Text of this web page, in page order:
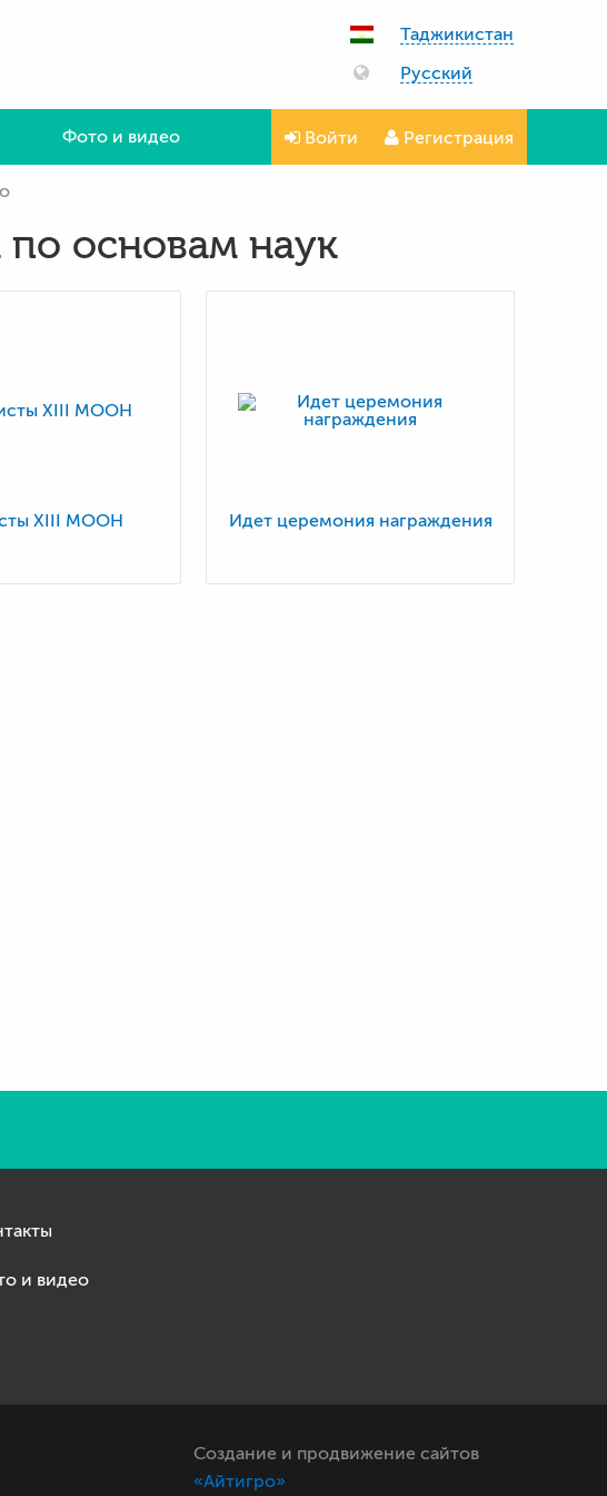
Таджикистан
Русский
Фото и видео Войти Регистрация
основам наук
XIII МООН Идет церемония награждения
и видео
Создание и продвижение сайтов
«Айтигро»